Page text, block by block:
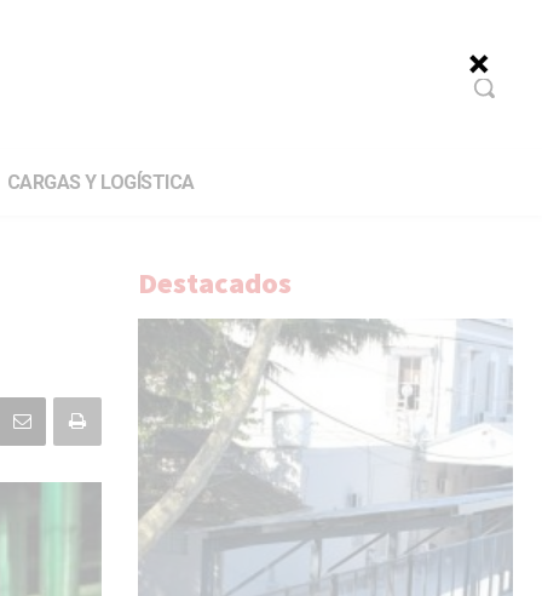
CARGAS Y LOGÍSTICA
Destacados